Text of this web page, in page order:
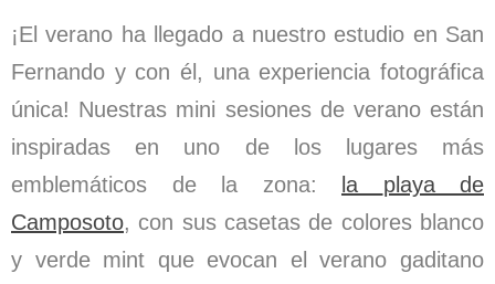
¡El verano ha llegado a nuestro estudio en San
Fernando y con él, una experiencia fotográfica
única! Nuestras mini sesiones de veranoestán
inspiradas en uno de los lugares más
emblemáticos de la zona:
la playa de
Camposoto, con sus casetas de colores blanco
y verde mint que evocan el verano gaditano